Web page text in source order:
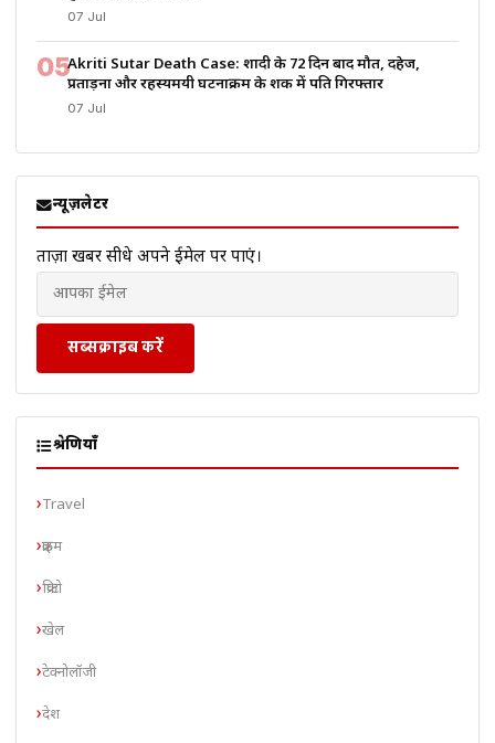
07 Jul
05Akriti Sutar Death Case: शादी के 72 दिन बाद मौत, दहेज,
प्रताड़ना और रहस्यमयी घटनाक्रम के शक में पति गिरफ्तार
07 Jul
न्यूज़लेटर
ताज़ा खबरें सीधे अपने ईमेल पर पाएं।
सब्सक्राइब करें
श्रेणियाँ
Travel
क्राइम
क्रिप्टो
खेल
टेक्नोलॉजी
देश